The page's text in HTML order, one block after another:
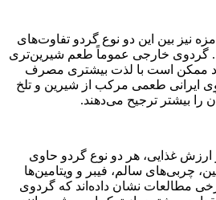
نیز بین این دو نوع گردو تفاوت‌های
گردوی خارجی عموماً طعم شیرین‌تری
ممکن است با لذت بیشتری مصرف
ایرانی طعمی مرکب از شیرین و تلخ
را بیشتر ترجیح می‌دهند.
ارزش غذایی، هر دو نوع گردو حاوی
چربی‌های سالم، فیبر و ویتامین‌ها
مطالعات نشان داده‌اند که گردوی